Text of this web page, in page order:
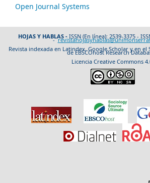
Open Journal Systems
HOJAS Y HABLAS - ISSN (En línea): 2539-3375 -
-
Revista indexada en Latindex, Google Scholar y en
de EBSCOhost Research
Licencia Creative Commons